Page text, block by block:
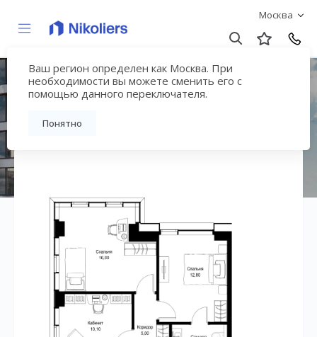
Москва
Ваш регион определен как Москва. При
необходимости вы можете сменить его с
помощью данного переключателя.
Понятно
ЖК «СИТИДЗЕН»
Вернуться на страницу жилого комплекса